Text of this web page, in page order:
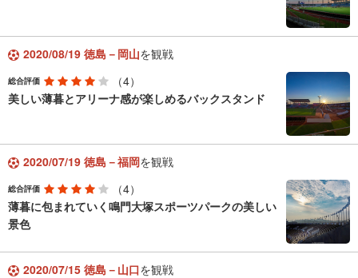
2020/08/19 徳島－岡山を観戦
総合評価
（4）
美しい薄暮とアリーナ感が楽しめるバックスタンド
2020/07/19 徳島－福岡を観戦
総合評価
（4）
薄暮に包まれていく鳴門大塚スポーツパークの美しい
景色
2020/07/15 徳島－山口を観戦